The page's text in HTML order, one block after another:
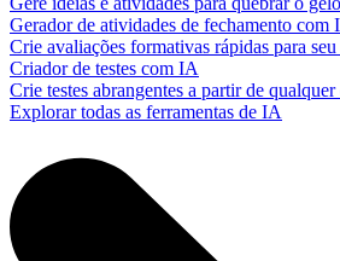
Gerador de atividades de fechamento com
Crie avaliações formativas rápidas para
Criador de testes com IA
Crie testes abrangentes a partir de
Explorar todas as ferramentas de IA